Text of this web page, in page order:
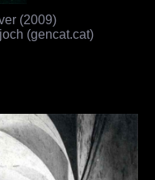
(2009)
(gencat.cat)